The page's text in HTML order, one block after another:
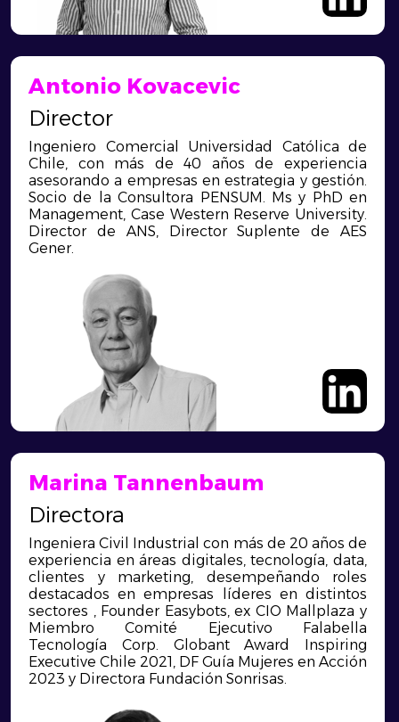
Antonio Kovacevic
Director
Ingeniero Comercial Universidad Católica de
Chile, con más de 40 años de experiencia
asesorando a empresas en estrategia y gestión.
Socio de la Consultora PENSUM. Ms y PhD en
Management, Case Western Reserve University.
Director de ANS, Director Suplente de AES
Gener.
Marina Tannenbaum
Directora
Ingeniera Civil Industrial con más de 20 años de
experiencia en áreas digitales, tecnología, data,
clientes y marketing, desempeñando roles
destacados en empresas líderes en distintos
sectores , Founder Easybots, ex CIO Mallplaza y
Miembro Comité Ejecutivo Falabella
Tecnología Corp. Globant Award Inspiring
Executive Chile 2021, DF Guía Mujeres en Acción
2023 y Directora Fundación Sonrisas.